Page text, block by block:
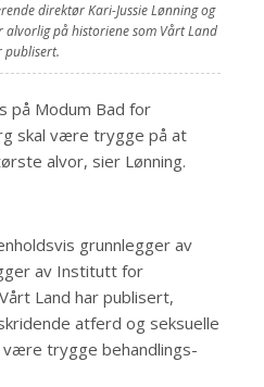
direktør Kari-Jussie Lønning og
alvorlig på historiene som Vårt Land
publisert.
på Modum Bad for
skal være trygge på at
alvor, sier Lønning.
grunnlegger av
av Institutt for
Land har publisert,
atferd og seksuelle
trygge behandlings-